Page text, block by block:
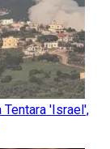
Tentara 'Israel',